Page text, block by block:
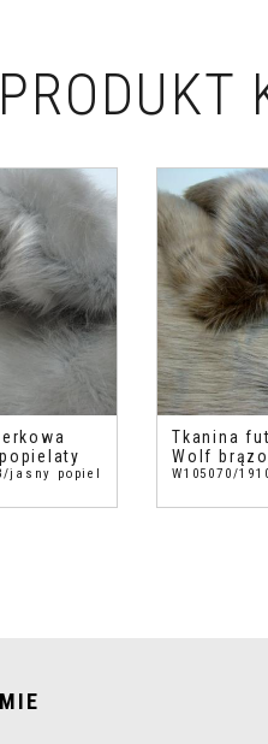
jasny popiel
Tkanina
Wolf
W105070/